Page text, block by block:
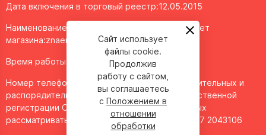
Дата включения в торговый реестр:12.05.2015
Наименование объекта/доменное имя интернет
магазина:znaemigraem.by
Время работы: ежедневно с 11:00 до 20:00
Номер телефона работников местных исполнительных и
распорядительных органов по месту государственной
регистрации ООО "Играриум", уполномоченных
рассматривать обращения покупателей - 8 017 2043106
Сайт использует
файлы cookie.
Продолжив
работу с сайтом,
вы соглашаетесь
с Положением в
отношении
обработки